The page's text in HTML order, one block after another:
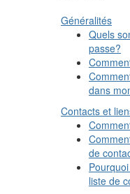
Généralités
Quels
passe?
dans
Contacts et
de
liste de